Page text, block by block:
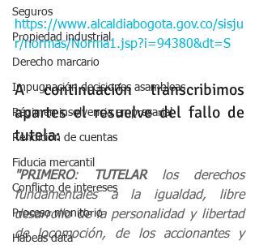
Seguros
Propiedad industrial
Derecho marcario
Impugnación decisiones asambleas
Régimen insolvencia empresarial
Rendición de cuentas
Fiducia mercantil
Conflicto de intereses
Proceso monitorio
Habeas data
https://www.alcaldiabogota.gov.co/sisju
r/normas/Norma1.jsp?i=94380&dt=S
A continuación transcribimos
apartes el resuelve del fallo de
tutela:
"PRIMERO: TUTELAR los derechos
fundamentales a la igualdad, libre
desarrollo de la personalidad y libertad
de locomoción, de los accionantes y